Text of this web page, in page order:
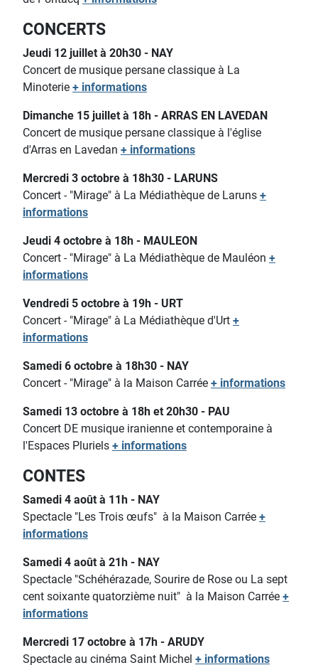
CONCERTS
Jeudi 12 juillet à 20h30 - NAY
Concert de musique persane classique à La
Minoterie + informations
Dimanche 15 juillet à 18h - ARRAS EN LAVEDAN
Concert de musique persane classique à l'église
d'Arras en Lavedan + informations
Mercredi 3 octobre à 18h30 - LARUNS
Concert - "Mirage" à La Médiathèque de Laruns +
informations
Jeudi 4 octobre à 18h - MAULEON
Concert - "Mirage" à La Médiathèque de Mauléon +
informations
Vendredi 5 octobre à 19h - URT
Concert - "Mirage" à La Médiathèque d'Urt +
informations
Samedi 6 octobre à 18h30 - NAY
Concert - "Mirage" à la Maison Carrée + informations
Samedi 13 octobre à 18h et 20h30 - PAU
Concert DE musique iranienne et contemporaine à
l'Espaces Pluriels + informations
CONTES
Samedi 4 août à 11h - NAY
Spectacle "Les Trois œufs" à la Maison Carrée +
informations
Samedi 4 août à 21h - NAY
Spectacle "Schéhérazade, Sourire de Rose ou La sept
cent soixante quatorzième nuit" à la Maison Carrée +
informations
Mercredi 17 octobre à 17h - ARUDY
Spectacle au cinéma Saint Michel + informations